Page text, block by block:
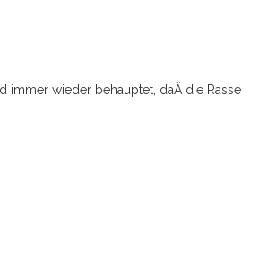
immer wieder behauptet, daÃ die Rasse